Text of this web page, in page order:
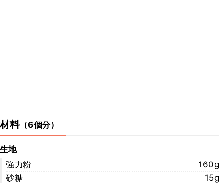
材料（6個分）
生地
強力粉
160g
砂糖
15g